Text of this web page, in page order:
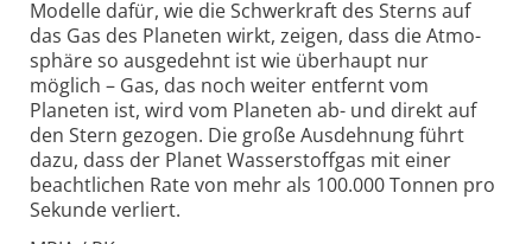
Modelle dafür, wie die Schwer­kraft des Sterns auf
das Gas des Planeten wirkt, zeigen, dass die Atmo­
sphäre so aus­ge­dehnt ist wie über­haupt nur
möglich – Gas, das noch weiter ent­fernt vom
Planeten ist, wird vom Planeten ab- und direkt auf
den Stern gezogen. Die große Aus­deh­nung führt
dazu, dass der Planet Wasser­stoff­gas mit einer
beacht­lichen Rate von mehr als 100.000 Tonnen pro
Sekunde ver­liert.